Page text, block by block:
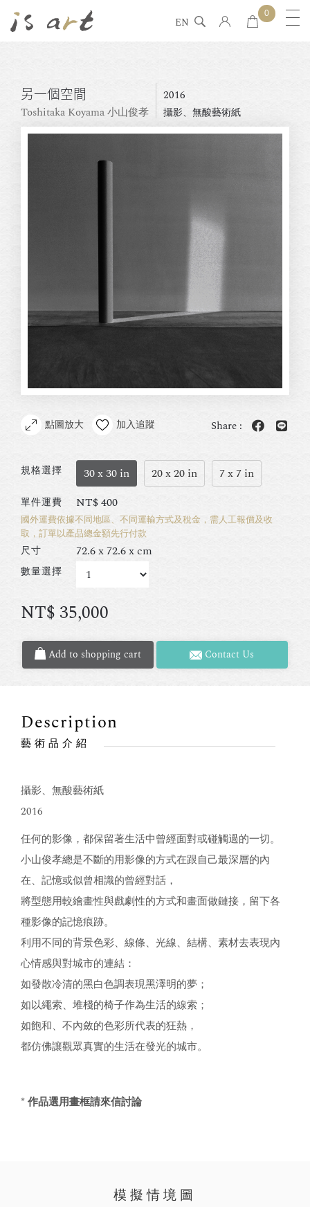
EN
0
另一個空間
Toshitaka Koyama 小山俊孝
2016
攝影、無酸藝術紙
點圖放大 加入追蹤 Share :
規格選擇 30 x 30 in 20 x 20 in 7 x 7 in
單件運費 NT$400
國外運費依據不同地區、不同運輸方式及稅金，需人工報價及收
取，訂單以產品總金額先行付款
尺寸 72.6 x 72.6 x cm
數量選擇
NT$35,000
Add to shopping cart Contact Us
Description
藝術品介紹
攝影、無酸藝術紙
2016
任何的影像，都保留著生活中曾經面對或碰觸過的一切。
小山俊孝總是不斷的用影像的方式在跟自己最深層的內
在、記憶或似曾相識的曾經對話，
將型態用較繪畫性與戲劇性的方式和畫面做鏈接，留下各
種影像的記憶痕跡。
利用不同的背景色彩、線條、光線、結構、素材去表現內
心情感與對城市的連結：
如發散冷清的黑白色調表現黑澤明的夢；
如以繩索、堆棧的椅子作為生活的線索；
如飽和、不內斂的色彩所代表的狂熱，
都仿佛讓觀眾真實的生活在發光的城市。
* 作品選用畫框請來信討論
模擬情境圖